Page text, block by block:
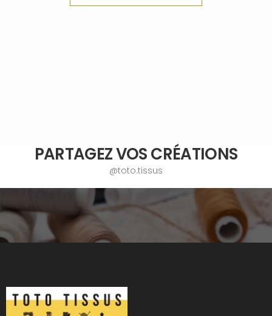
PARTAGEZ VOS CRÉATIONS
@toto.tissus